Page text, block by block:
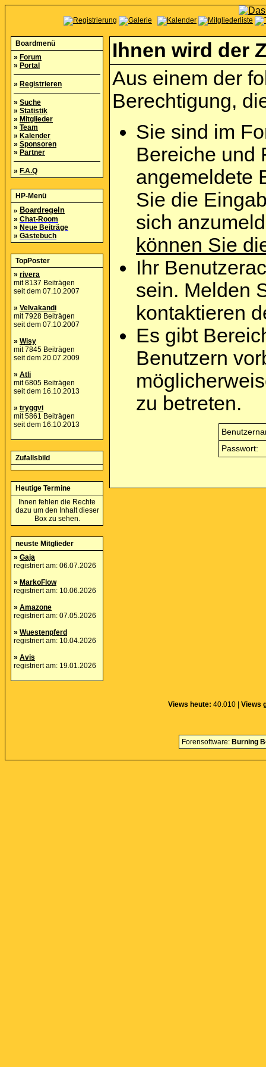
Boardmenü
» Forum
» Portal
» Registrieren
» Suche
» Statistik
» Mitglieder
» Team
» Kalender
» Sponsoren
» Partner
» F.A.Q
HP-Menü
» Boardregeln
» Chat-Room
» Neue Beiträge
» Gästebuch
TopPoster
» rivera
mit 8137 Beiträgen
seit dem 07.10.2007
» Velvakandi
mit 7928 Beiträgen
seit dem 07.10.2007
» Wisy
mit 7845 Beiträgen
seit dem 20.07.2009
» Atli
mit 6805 Beiträgen
seit dem 16.10.2013
» tryggvi
mit 5861 Beiträgen
seit dem 16.10.2013
Zufallsbild
Heutige Termine
Ihnen fehlen die Rechte
dazu um den Inhalt dieser
Box zu sehen.
neuste Mitglieder
» Gaja
registriert am: 06.07.2026
» MarkoFlow
registriert am: 10.06.2026
» Amazone
registriert am: 07.05.2026
» Wuestenpferd
registriert am: 10.04.2026
» Avis
registriert am: 19.01.2026
Ihnen wird der
Aus einem der
Berechtigung,
Sie sind im
Bereiche und
angemeldete
Sie die
sich
können Sie
Ihr
sein. Melden
kontaktieren
Es gibt
Benutzern
zu betreten.
Passwort:
Views heute: 40.010 | Views
Forensoftware: Burning